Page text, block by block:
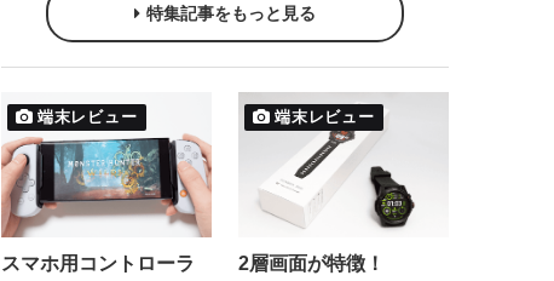
特集記事をもっと見る
端末レビュー
スマホ用コントローラ
端末レビュー
2層画面が特徴！